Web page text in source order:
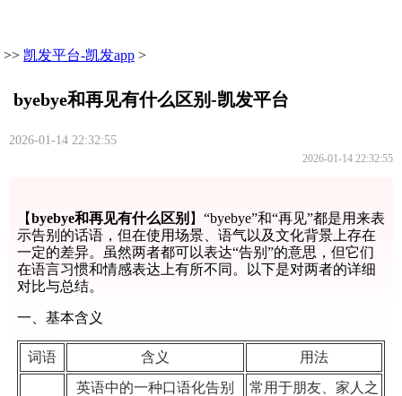
>> 凯发平台-凯发app >
byebye和再见有什么区别-凯发平台
2026-01-14 22:32:55
2026-01-14 22:32:55
【byebye和再见有什么区别 】“byebye”和“再见”都是用来表
示告别的话语，但在使用场景、语气以及文化背景上存在
一定的差异。虽然两者都可以表达“告别”的意思，但它们
在语言习惯和情感表达上有所不同。以下是对两者的详细
对比与总结。
一、基本含义
词语 含义 用法
英语中的一种口语化告别
常用于朋友、家人之